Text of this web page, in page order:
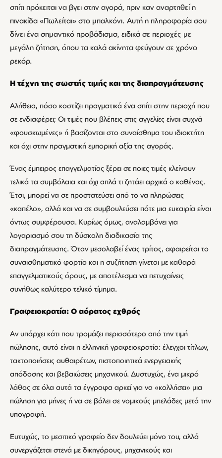
σπίτι πρόκειται να βγει στην αγορά, πριν καν αναρτηθεί η
πινακίδα «Πωλείται» στο μπαλκόνι. Αυτή η πληροφορία σου
δίνει ένα σημαντικό προβάδισμα, ειδικά σε περιοχές με
μεγάλη ζήτηση, όπου τα καλά ακίνητα φεύγουν σε χρόνο
ρεκόρ.
Η τέχνη της σωστής τιμής και της διαπραγμάτευσης
Αλήθεια, πόσο κοστίζει πραγματικά ένα σπίτι στην περιοχή που
σε ενδιαφέρει; Οι τιμές που βλέπεις στις αγγελίες είναι συχνά
«φουσκωμένες» ή βασίζονται στο συναίσθημα του ιδιοκτήτη
και όχι στην πραγματική εμπορική αξία της αγοράς.
Ένας έμπειρος επαγγελματίας ξέρει σε ποιες τιμές κλείνουν
τελικά τα συμβόλαια και όχι απλά τι ζητάει αρχικά ο καθένας.
Έτσι, μπορεί να σε προστατεύσει από το να πληρώσεις
«καπέλο», αλλά και να σε συμβουλεύσει πότε μια ευκαιρία είναι
όντως συμφέρουσα. Κυρίως όμως, αναλαμβάνει για
λογαριασμό σου τη δύσκολη διαδικασία της
διαπραγμάτευσης. Όταν μεσολαβεί ένας τρίτος, αφαιρείται το
συναισθηματικό φορτίο και η συζήτηση γίνεται με καθαρά
επαγγελματικούς όρους, με αποτέλεσμα να πετυχαίνεις
συνήθως καλύτερο τελικό τίμημα.
Γραφειοκρατία: Ο αόρατος εχθρός
Αν υπάρχει κάτι που τρομάζει περισσότερο από την τιμή
πώλησης, αυτό είναι η ελληνική γραφειοκρατία: έλεγχοι τίτλων,
τακτοποιήσεις αυθαιρέτων, πιστοποιητικά ενεργειακής
απόδοσης και βεβαιώσεις μηχανικού. Δυστυχώς, ένα μικρό
λάθος σε όλα αυτά τα έγγραφα αρκεί για να «κολλήσει» μια
πώληση για μήνες ή να σε βάλει σε νομικούς μπελάδες μετά την
υπογραφή.
Ευτυχώς, το μεσιτικό γραφείο δεν δουλεύει μόνο του, αλλά
συνεργάζεται στενά με δικηγόρους, μηχανικούς και